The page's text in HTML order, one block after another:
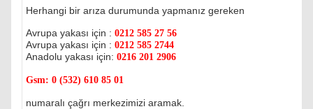
Herhangi bir arıza durumunda yapmanız gereken
Avrupa yakası için : 0212 585 27 56
Avrupa yakası için : 0212 585 2744
Anadolu yakası için: 0216 201 2906
Gsm: 0 (532) 610 85 01
numaralı çağrı merkezimizi aramak.